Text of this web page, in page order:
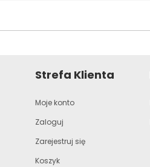
Strefa Klienta
Moje konto
Zaloguj
Zarejestruj się
Koszyk